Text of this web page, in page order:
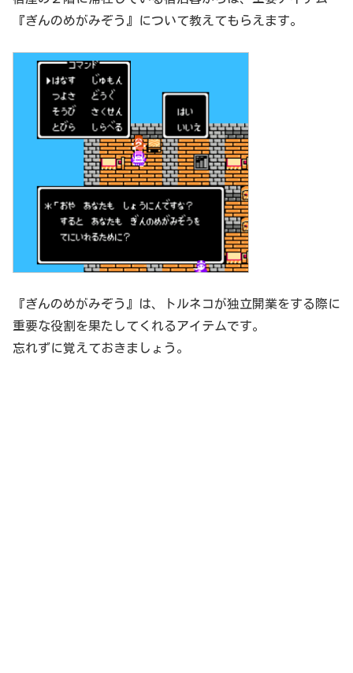
『ぎんのめがみぞう』について教えてもらえます。
『ぎんのめがみぞう』は、トルネコが独立開業をする際に
重要な役割を果たしてくれるアイテムです。
忘れずに覚えておきましょう。